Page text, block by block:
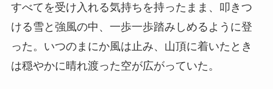
すべてを受け入れる気持ちを持ったまま、叩きつ
ける雪と強風の中、一歩一歩踏みしめるように登
った。いつのまにか風は止み、山頂に着いたとき
は穏やかに晴れ渡った空が広がっていた。